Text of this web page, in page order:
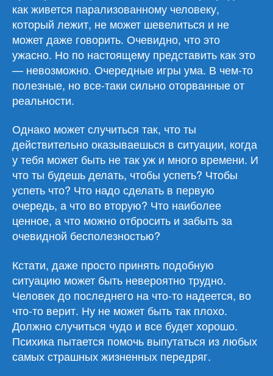
как живется парализованному человеку,
который лежит, не может шевелиться и не
может даже говорить. Очевидно, что это
ужасно. Но по настоящему представить как это
— невозможно. Очередные игры ума. В чем-то
полезные, но все-таки сильно оторванные от
реальности.
Однако может случиться так, что ты
действительно оказываешься в ситуации, когда
у тебя может быть не так уж и много времени. И
что ты будешь делать, чтобы успеть? Чтобы
успеть что? Что надо сделать в первую
очередь, а что во вторую? Что наиболее
ценное, а что можно отбросить и забыть за
очевидной бесполезностью?
Кстати, даже просто принять подобную
ситуацию может быть невероятно трудно.
Человек до последнего на что-то надеется, во
что-то верит. Ну не может быть так плохо.
Должно случиться чудо и все будет хорошо.
Психика пытается помочь выпутаться из любых
самых страшных жизненных передряг.